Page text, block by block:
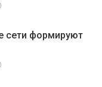
сети формируют